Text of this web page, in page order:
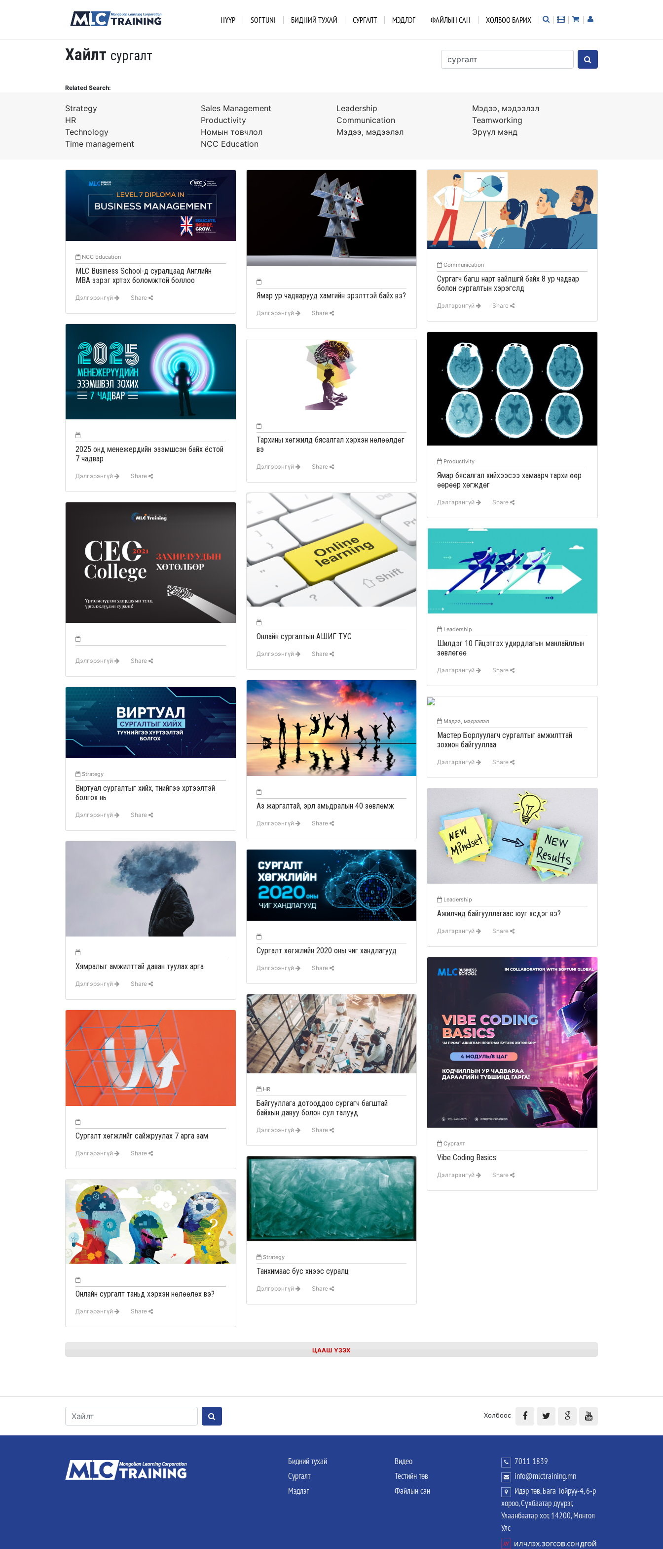
НҮҮР SOFTUNI БИДНИЙ ТУХАЙ СУРГАЛТ МЭДЛЭГ ФАЙЛЫН САН ХОЛБОО БАРИХ
Хайлт сургалт
Related Search:
Strategy Sales Management Leadership
Мэдээ, мэдээлэл
HR
Productivity Communication
Teamworking
Technology
Номын товчлол Мэдээ, мэдээлэл
Эрүүл мэнд
Time management
NCC Education
NCC Education
MLC Business School-д суралцаад Английн
МВА зэрэг хүртэх боломжтой боллоо
Дэлгэрэнгүй Share
2025 онд менежерүүдийн эзэмшсэн байх ёстой
7 чадвар
Дэлгэрэнгүй Share
Дэлгэрэнгүй Share
Strategy
Виртуал сургалтыг хийх, түүнийгээ хүртээлтэй
болгох нь
Дэлгэрэнгүй Share
Хямралыг амжилттай даван туулах арга
Дэлгэрэнгүй Share
Сургалт хөгжлийг сайжруулах 7 арга зам
Дэлгэрэнгүй Share
Онлайн сургалт таньд хэрхэн нөлөөлөх вэ?
Дэлгэрэнгүй Share
Ямар ур чадварууд хамгийн эрэлттэй байх вэ?
Дэлгэрэнгүй Share
Тархины хөгжилд бясалгал хэрхэн нөлөөлдөг
вэ
Дэлгэрэнгүй Share
Онлайн сургалтын АШИГ ТУС
Дэлгэрэнгүй Share
Аз жаргалтай, эрүүл амьдралын 40 зөвлөмж
Дэлгэрэнгүй Share
Сургалт хөгжлийн 2020 оны чиг хандлагууд
Дэлгэрэнгүй Share
HR
Байгууллага дотооддоо сургагч багштай
байхын давуу болон сул талууд
Дэлгэрэнгүй Share
Strategy
Танхимаас бус хүнээс суралц
Дэлгэрэнгүй Share
Communication
Сургагч багш нарт зайлшгүй байх 8 ур чадвар
болон сургалтын хэрэгслүүд
Дэлгэрэнгүй Share
Productivity
Ямар бясалгал хийхээсээ хамаарч тархи өөр
өөрөөр хөгждөг
Дэлгэрэнгүй Share
Leadership
Шилдэг 10 Гүйцэтгэх удирдлагын манлайллын
зөвлөгөө
Дэлгэрэнгүй Share
Мэдээ, мэдээлэл
Мастер Борлуулагч сургалтыг амжилттай
зохион байгууллаа
Дэлгэрэнгүй Share
Leadership
Ажилчид байгууллагаас юуг хүсдэг вэ?
Дэлгэрэнгүй Share
Сургалт
Vibe Coding Basics
Дэлгэрэнгүй Share
ЦААШ ҮЗЭХ
Холбоос
Бидний тухай
Сургалт
Мэдлэг
Видео
Тестийн төв
Файлын сан
7011 1839
info@mlctraining.mn
Идэр төв, Бага Тойруу-4, 6-р
хороо, Сүхбаатар дүүрэг,
Улаанбаатар хот, 14200, Монгол
Улс